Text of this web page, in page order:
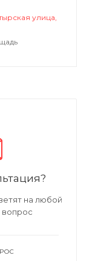
улица,
на любой